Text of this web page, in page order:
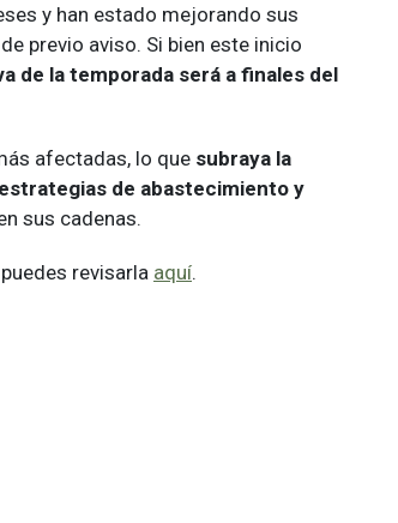
y han estado mejorando sus
previo aviso. Si bien este inicio
de la temporada será a finales del
afectadas, lo que subraya la
de abastecimiento y
sus cadenas.
revisarla aquí.